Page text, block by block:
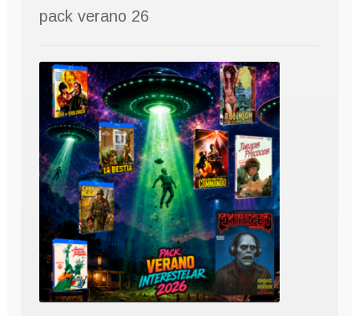
pack verano 26